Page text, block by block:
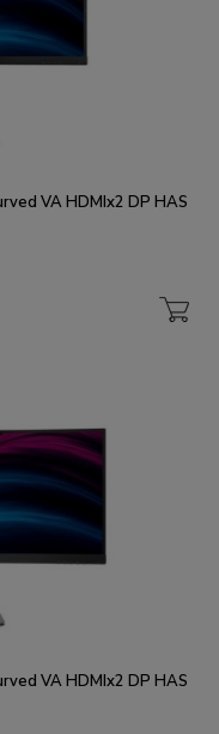
VA HDMIx2 DP HAS
VA HDMIx2 DP HAS